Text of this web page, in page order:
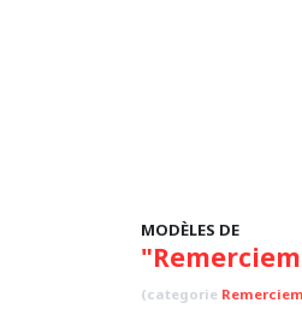
MODÈLES DE
(categorie